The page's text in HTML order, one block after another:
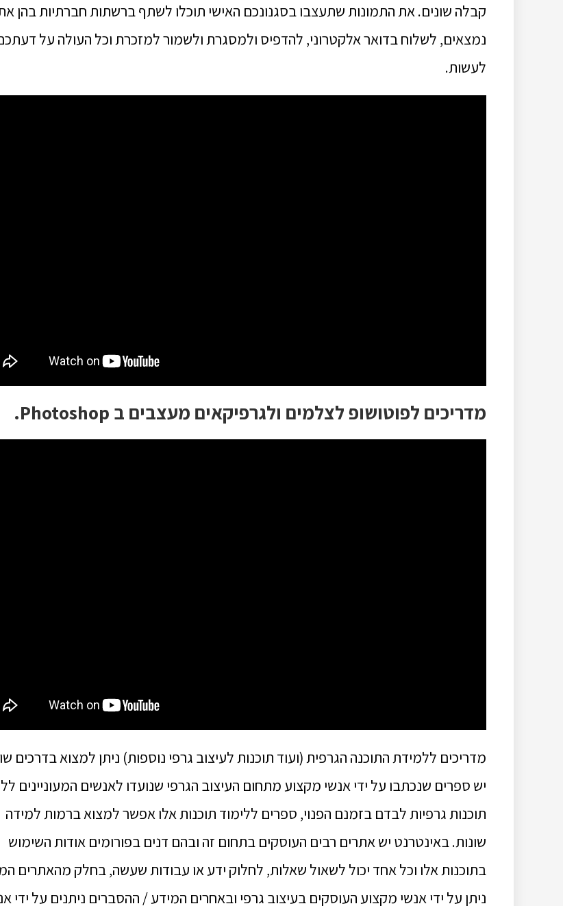
קבלה שונים. את התמונות שתעצבו בסגנונכם האישי תוכלו לשתף ברשתות חברתיות בהן
נמצאים, לשלוח בדואר אלקטרוני, להדפיס ולמסגרת ולשמור למזכרת וכל העולה על
לעשות.
מדריכים לפוטושופ לצלמים ולגרפיקאים מעצבים ב Photoshop.
מדריכים ללמידת התוכנה הגרפית (ועוד תוכנות לעיצוב גרפי נוספות) ניתן למצוא בדרכים
יש ספרים שנכתבו על ידי אנשי מקצוע מתחום העיצוב הגרפי שנועדו לאנשים המעוניינים
תוכנות גרפיות לבדם בזמנם הפנוי, ספרים ללימוד תוכנות אלו אפשר למצוא ברמות למידה
שונות. באינטרנט יש אתרים רבים העוסקים בתחום זה ובהם דנים בפורומים אודות השימוש
בתוכנות אלו וכל אחד יכול לשאול שאלות, לחלוק ידע או עבודות שעשה, בחלק מהאתרים
ניתן על ידי אנשי מקצוע העוסקים בעיצוב גרפי ובאחרים המידע / ההסברים ניתנים על ידי